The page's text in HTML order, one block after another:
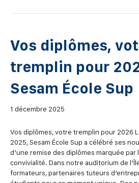
Vos diplômes,
tremplin pour
Sesam École Sup
1 décembre 2025
Vos diplômes, votre tremplin pour 2026
2025, Sesam École Sup a célébré ses
d’une remise des diplômes marquée par
convivialité. Dans notre auditorium de
formateurs, partenaires tuteurs